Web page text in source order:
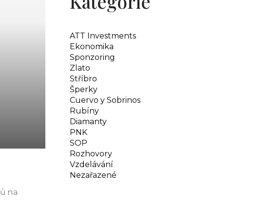
na
ATT Investments
Ekonomika
Sponzoring
Zlato
Stříbro
Šperky
Cuervo y Sobrinos
Rubíny
Diamanty
PNK
SOP
Rozhovory
Vzdelávání
Nezařazené